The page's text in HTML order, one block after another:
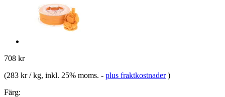
708 kr
(283 kr / kg, inkl. 25% moms. - plus fraktkostnader )
Färg: